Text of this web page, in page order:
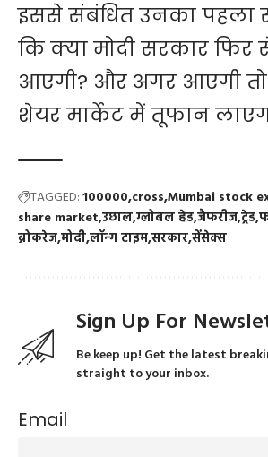
इससे संबंधित उनका पहला
कि क्या मोदी सरकार
आएगी? और अगर आएगी तो
शेयर मार्केट में तूफान
TAGGED:100000 cross Mumbai stock
share market उछालग्लोबल हेडजैफरीजट्रेड
ब्रोकरेजमोदीलॉन्ग टाइमसरकारसेंसेक्स
Sign Up For
Be keep up! Get the latest
straight to your inbox.
Email